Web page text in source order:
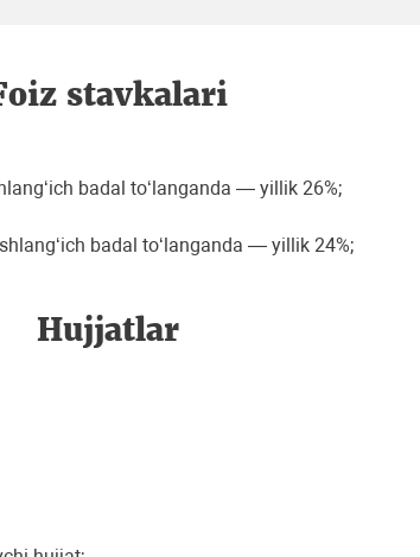
stavkalari
badal toʻlanganda — yillik 26%;
badal toʻlanganda — yillik 24%;
Hujjatlar